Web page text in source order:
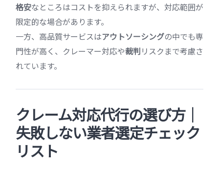
格安なところはコストを抑えられますが、対応範囲が
限定的な場合があります。
一方、高品質サービスはアウトソーシングの中でも専
門性が高く、クレーマー対応や裁判リスクまで考慮さ
れています。
クレーム対応代行の選び方｜
失敗しない業者選定チェック
リスト